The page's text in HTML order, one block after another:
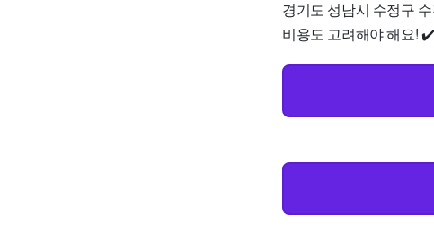
경기도 성남시 수정구
비용도 고려해야 해요!